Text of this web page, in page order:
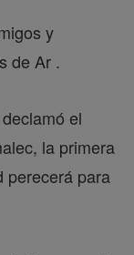
y
de Ar .
el
la primera
perecerá para